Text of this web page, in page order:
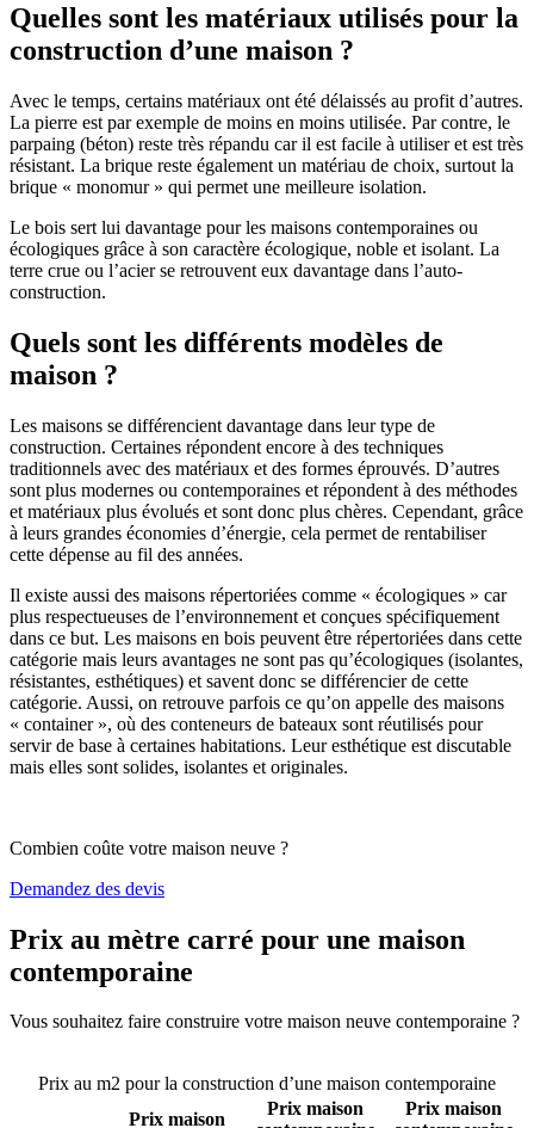
Quelles sont les matériaux utilisés pour la
construction d’une maison ?
Avec le temps, certains matériaux ont été délaissés au profit d’autres.
La pierre est par exemple de moins en moins utilisée. Par contre, le
parpaing (béton) reste très répandu car il est facile à utiliser et est très
résistant. La brique reste également un matériau de choix, surtout la
brique « monomur » qui permet une meilleure isolation.
Le bois sert lui davantage pour les maisons contemporaines ou
écologiques grâce à son caractère écologique, noble et isolant. La
terre crue ou l’acier se retrouvent eux davantage dans l’auto-
construction.
Quels sont les différents modèles de
maison ?
Les maisons se différencient davantage dans leur type de
construction. Certaines répondent encore à des techniques
traditionnels avec des matériaux et des formes éprouvés. D’autres
sont plus modernes ou contemporaines et répondent à des méthodes
et matériaux plus évolués et sont donc plus chères. Cependant, grâce
à leurs grandes économies d’énergie, cela permet de rentabiliser
cette dépense au fil des années.
Il existe aussi des maisons répertoriées comme « écologiques » car
plus respectueuses de l’environnement et conçues spécifiquement
dans ce but. Les maisons en bois peuvent être répertoriées dans cette
catégorie mais leurs avantages ne sont pas qu’écologiques (isolantes,
résistantes, esthétiques) et savent donc se différencier de cette
catégorie. Aussi, on retrouve parfois ce qu’on appelle des maisons
« container », où des conteneurs de bateaux sont réutilisés pour
servir de base à certaines habitations. Leur esthétique est discutable
mais elles sont solides, isolantes et originales.
Combien coûte votre maison neuve ?
Demandez des devis
Prix au mètre carré pour une maison
contemporaine
Vous souhaitez faire construire votre maison neuve contemporaine ?
Prix au m2 pour la construction d’une maison contemporaine
Prix maison
Prix maison
Prix maison